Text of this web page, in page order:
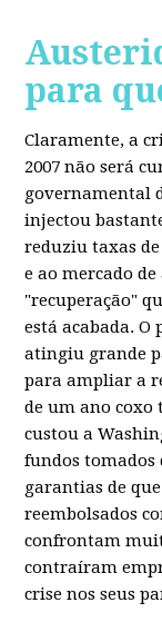
para
Claramente, a
2007 não será
governamental
injectou
reduziu taxas
e ao mercado
"recuperação"
está acabada. O
atingiu grande
para ampliar a
de um ano coxo
custou a
fundos tomados
garantias de
reembolsados
confrontam
contraíram
crise nos seus